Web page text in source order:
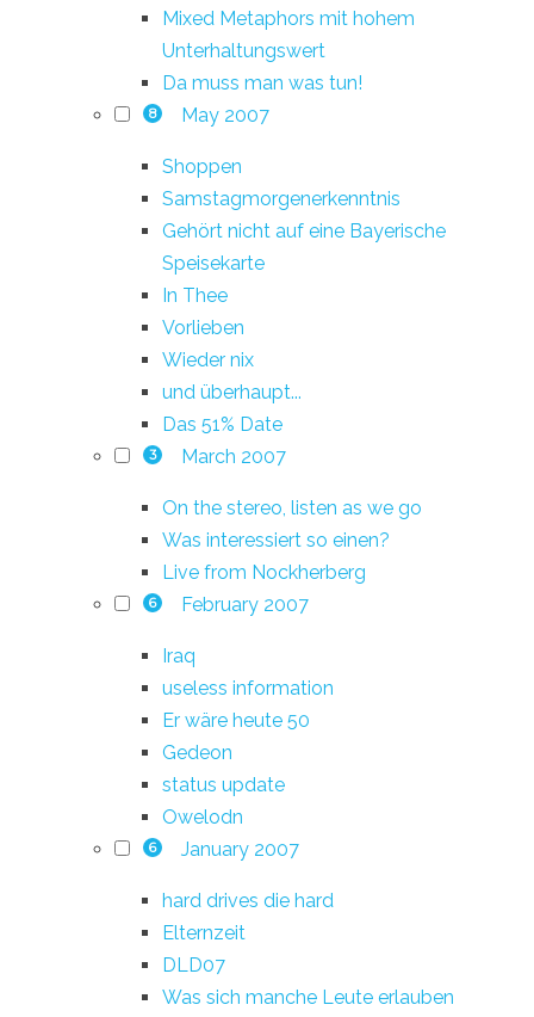
Mixed Metaphors mit hohem
Unterhaltungswert
Da muss man was tun!
8 May 2007
Shoppen
Samstagmorgenerkenntnis
Gehört nicht auf eine Bayerische
Speisekarte
In Thee
Vorlieben
Wieder nix
und überhaupt...
Das 51% Date
3 March 2007
On the stereo, listen as we go
Was interessiert so einen?
Live from Nockherberg
6 February 2007
Iraq
useless information
Er wäre heute 50
Gedeon
status update
Owelodn
6 January 2007
hard drives die hard
Elternzeit
DLD07
Was sich manche Leute erlauben